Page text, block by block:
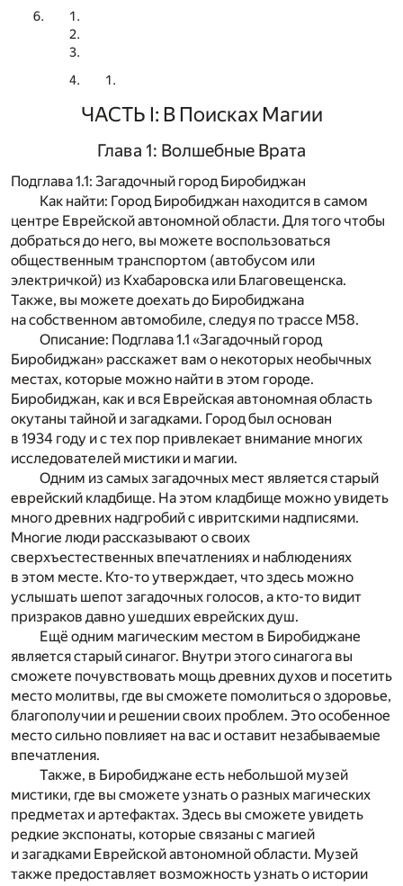
ЧАСТЬ I: В Поисках Магии
Глава 1: Волшебные Врата
Подглава 1.1: Загадочный город Биробиджан
Как найти: Город Биробиджан находится в самом
центре Еврейской автономной области. Для того чтобы
добраться до него, вы можете воспользоваться
общественным транспортом (автобусом или
электричкой) из Кхабаровска или Благовещенска.
Также, вы можете доехать до Биробиджана
на собственном автомобиле, следуя по трассе М58.
Описание: Подглава 1.1 «Загадочный город
Биробиджан» расскажет вам о некоторых необычных
местах, которые можно найти в этом городе.
Биробиджан, как и вся Еврейская автономная область
окутаны тайной и загадками. Город был основан
в 1934 году и с тех пор привлекает внимание многих
исследователей мистики и магии.
Одним из самых загадочных мест является старый
еврейский кладбище. На этом кладбище можно увидеть
много древних надгробий с ивритскими надписями.
Многие люди рассказывают о своих
сверхъестественных впечатлениях и наблюдениях
в этом месте. Кто-то утверждает, что здесь можно
услышать шепот загадочных голосов, а кто-то видит
призраков давно ушедших еврейских душ.
Ещё одним магическим местом в Биробиджане
является старый синагог. Внутри этого синагога вы
сможете почувствовать мощь древних духов и посетить
место молитвы, где вы сможете помолиться о здоровье,
благополучии и решении своих проблем. Это особенное
место сильно повлияет на вас и оставит незабываемые
впечатления.
Также, в Биробиджане есть небольшой музей
мистики, где вы сможете узнать о разных магических
предметах и артефактах. Здесь вы сможете увидеть
редкие экспонаты, которые связаны с магией
и загадками Еврейской автономной области. Музей
также предоставляет возможность узнать о истории